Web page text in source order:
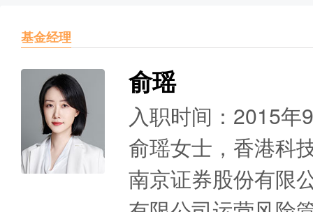
基金经理
俞瑶
入职时间：2015年
俞瑶女士，香港科
南京证券股份有限